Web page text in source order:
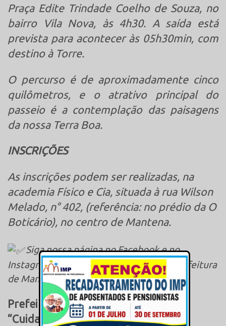
Praça Edite Trindade Coelho de Souza, no
bairro Vila Nova, às 4h30. A saída está
prevista para acontecer às 05h30min, com
destino à Torre.
O percurso é de aproximadamente cinco
quilômetros, e o atrativo principal do
passeio é a contemplação das paisagens
da nossa Terra Boa.
INSCRIÇÕES
As inscrições podem ser realizadas, na
academia Físico e Cia, situada à rua Wilson
Melado, n° 402, (referência: no prédio da O
Boticário), no centro de Mantena.
Siga nossa página no Facebook e no
Instagram e fique ligado nas ações da Prefeitura
de Mantena.
Prefeitura Municipal de Mantena,
“Cuidando + da Nossa Gente”.